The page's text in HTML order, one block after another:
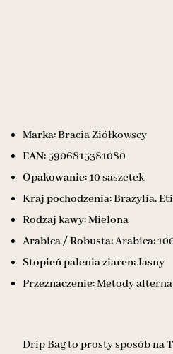
Marka:Bracia Ziółkowscy
EAN:5906815381080
Opakowanie:10 saszetek
Kraj pochodzenia:Brazylia,
Rodzaj kawy:Mielona
Arabica / Robusta:Arabica:
Stopień palenia ziaren:Jasny
Przeznaczenie:Metody
Drip Bag to prosty sposób na